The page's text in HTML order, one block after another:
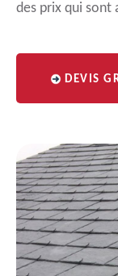
des prix qui sont
DEVIS